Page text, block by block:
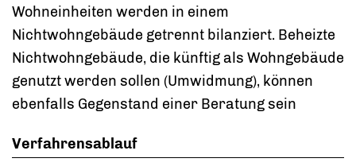
Wohneinheiten werden in einem
Nichtwohngebäude getrennt bilanziert. Beheizte
Nichtwohngebäude, die künftig als Wohngebäude
genutzt werden sollen (Umwidmung), können
ebenfalls Gegenstand einer Beratung sein
Verfahrensablauf